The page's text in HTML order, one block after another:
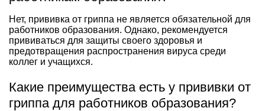
Нет, прививка от гриппа не является обязательной для
работников образования. Однако, рекомендуется
прививаться для защиты своего здоровья и
предотвращения распространения вируса среди
коллег и учащихся.
Какие преимущества есть у прививки от
гриппа для работников образования?